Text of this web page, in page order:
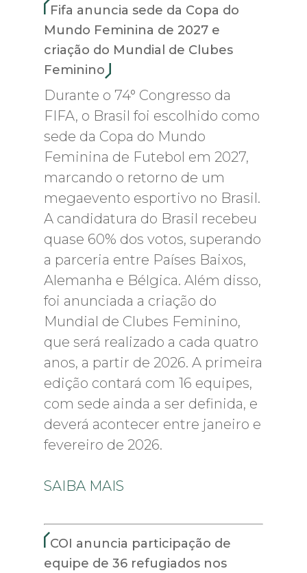
Fifa anuncia sede da Copa do
Mundo Feminina de 2027 e
criação do Mundial de Clubes
Feminino
Durante o 74° Congresso da
FIFA, o Brasil foi escolhido como
sede da Copa do Mundo
Feminina de Futebol em 2027,
marcando o retorno de um
megaevento esportivo no Brasil.
A candidatura do Brasil recebeu
quase 60% dos votos, superando
a parceria entre Países Baixos,
Alemanha e Bélgica. Além disso,
foi anunciada a criação do
Mundial de Clubes Feminino,
que será realizado a cada quatro
anos, a partir de 2026. A primeira
edição contará com 16 equipes,
com sede ainda a ser definida, e
deverá acontecer entre janeiro e
fevereiro de 2026.
SAIBA MAIS
COI anuncia participação de
equipe de 36 refugiados nos